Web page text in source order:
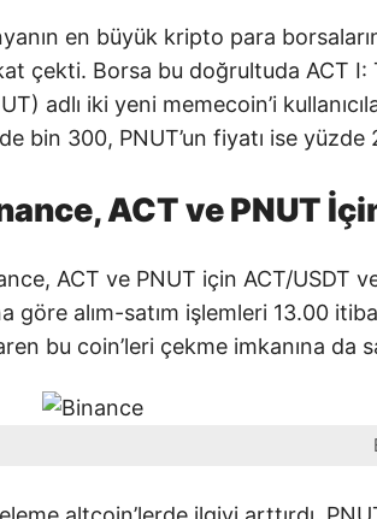
en büyük kripto para
çekti. Borsa bu doğrultuda ACT
adlı iki yeni memecoin’i
bin 300, PNUT’un fiyatı ise yüzde
ACT ve PNUT
ACT ve PNUT için ACT/USDT
göre alım-satım işlemleri 13.00
bu coin’leri çekme imkanına da